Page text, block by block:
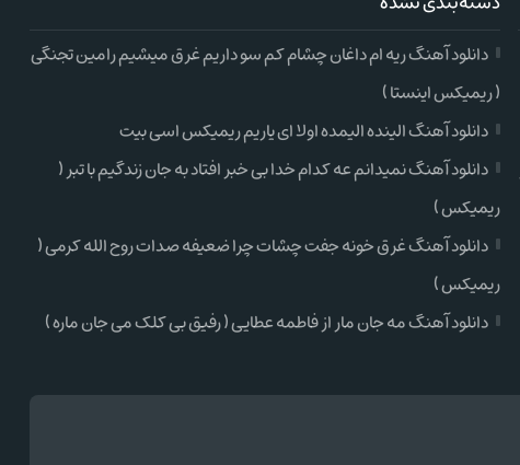
دانلود آهنگ ریه ام داغان چشام کم سو داریم غرق میشیم رامین تجنگی
( ریمیکس اینستا )
دانلود آهنگ الینده الیمده اولا ای یاریم ریمیکس اسی بیت
دانلود آهنگ نمیدانم عه کدام خدا بی خبر افتاد به جان زندگیم با تبر (
ریمیکس )
دانلود آهنگ غرق خونه جفت چشات چرا ضعیفه صدات روح الله کرمی (
ریمیکس )
دانلود آهنگ مه جان مار از فاطمه عطایی ( رفیق بی کلک می جان ماره )